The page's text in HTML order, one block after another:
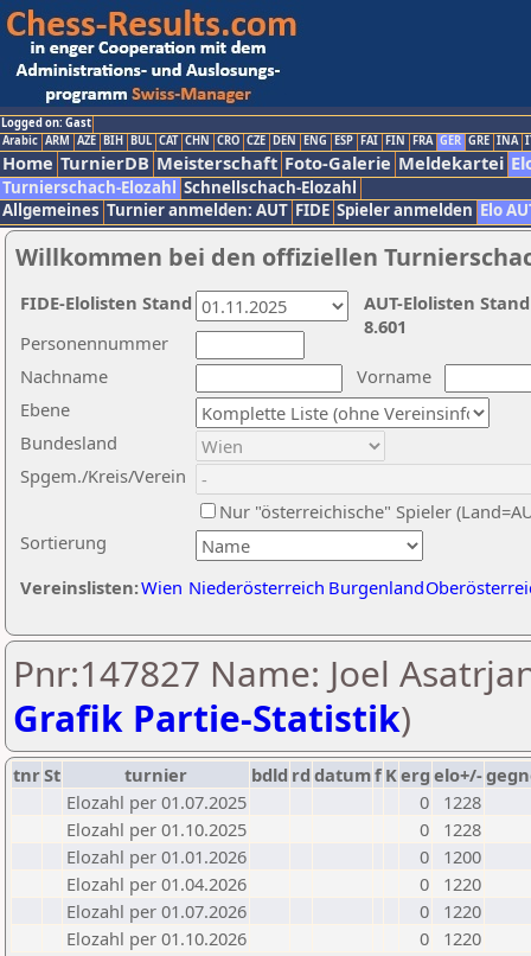
Logged on: Gast
Arabic ARM AZE BIH BUL CAT CHN CRO CZE DEN ENG ESP FAI FIN FRA GER GRE INA
Home TurnierDB Meisterschaft Foto-Galerie Meldekartei
Turnierschach-Elozahl Schnellschach-Elozahl
Allgemeines Turnier anmelden: AUT FIDE Spieler anmelden Elo
Willkommen bei den offiziellen
Nachname
Vorname
Ebene
Sortierung
Personennummer
Bundesland
Spgem./Kreis/Verein
Nur "österreichische" Spieler
Vereinslisten:Wien Niederösterreich Burgenland
AUT-Elolisten
8.601
FIDE-Elolisten Stand
Pnr:147827 Name: Joel
Grafik Partie-Statistik)
tnrSt turnier bdld rd datumf Kerg elo+/-
Elozahl per 01.07.2025
0
1228
Elozahl per 01.10.2025
0
1228
Elozahl per 01.01.2026
0
1200
Elozahl per 01.04.2026
0
1220
Elozahl per 01.07.2026
0
1220
Elozahl per 01.10.2026
0 1220